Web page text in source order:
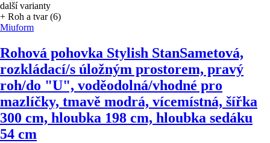
další varianty
+ Roh a tvar (6)
Miuform
Rohová pohovka Stylish StanSametová,
rozkládací/s úložným prostorem, pravý
roh/do "U", voděodolná/vhodné pro
mazlíčky, tmavě modrá, vícemístná, šířka
300 cm, hloubka 198 cm, hloubka sedáku
54 cm